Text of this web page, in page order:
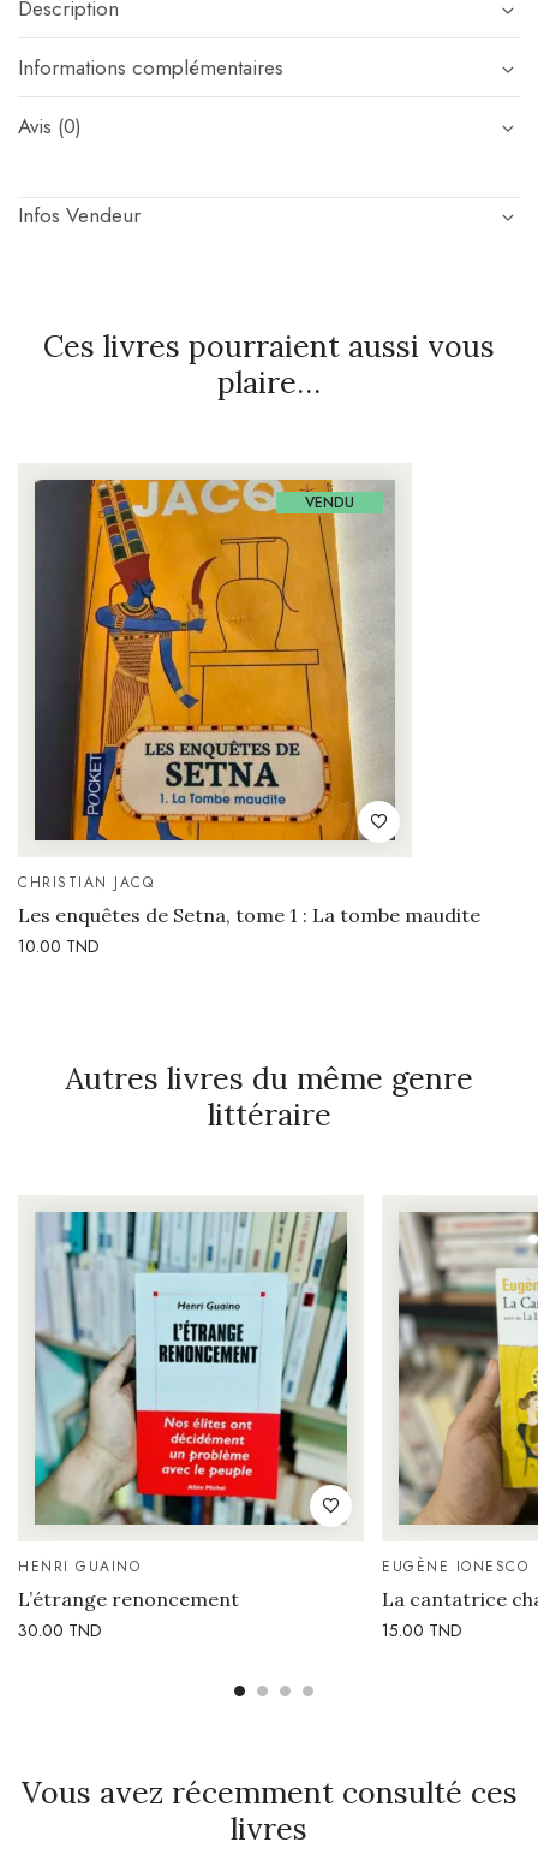
Description
Informations complémentaires
Avis (0)
Infos Vendeur
Ces livres pourraient aussi vous
plaire…
VENDU
CHRISTIAN JACQ
Les enquêtes de Setna, tome 1 : La tombe maudite
10.00 TND
Autres livres du même genre
littéraire
HENRI GUAINO
L’étrange renoncement
30.00 TND
EUGÈNE IONESCO
La cantatrice
15.00 TND
Vous avez récemment consulté ces
livres